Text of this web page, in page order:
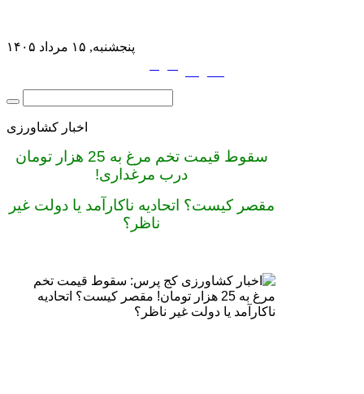
پنجشنبه, ۱۵ مرداد ۱۴۰۵
اخبار کشاورزی
سقوط قیمت تخم مرغ به 25 هزار تومان
درب مرغداری!
مقصر کیست؟ اتحادیه ناکارآمد یا دولت غیر
ناظر؟